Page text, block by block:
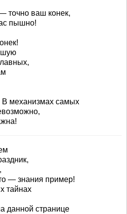
точно ваш конек,
пышно!
В механизмах самых
— знания пример!
тайнах
данной странице